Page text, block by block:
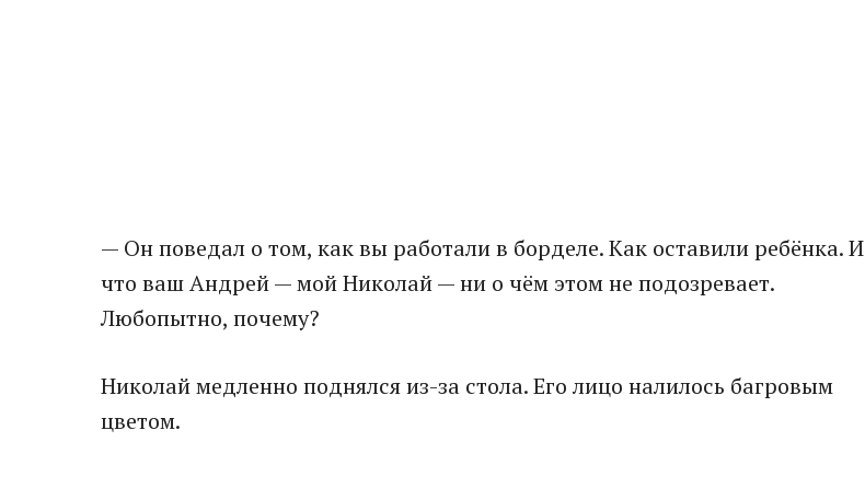
— Он поведал о том, как вы работали в борделе. Как оставили ребёнка. И
что ваш Андрей — мой Николай — ни о чём этом не подозревает.
Любопытно, почему?
Николай медленно поднялся из-за стола. Его лицо налилось багровым
цветом.